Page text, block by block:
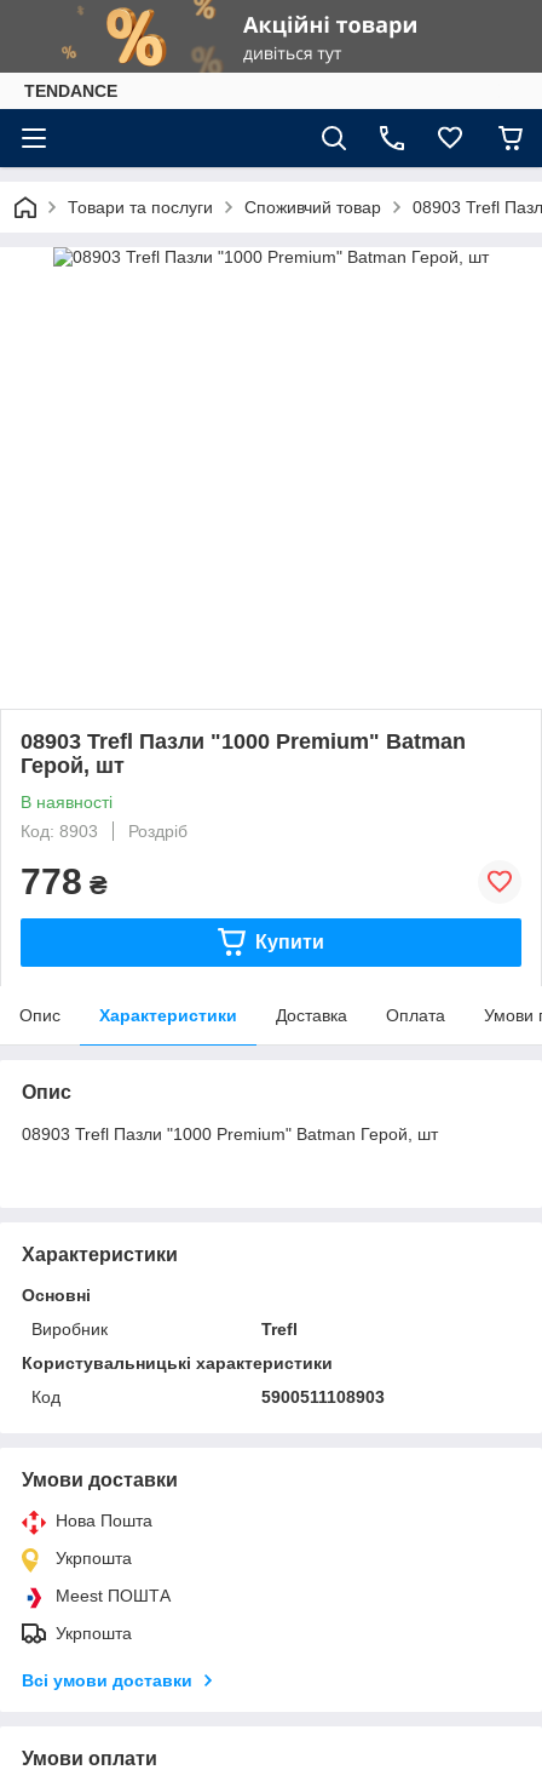
TENDANCE
Товари та послуги Споживчий товар 08903 Trefl
08903 Trefl Пазли "1000 Premium" Batman
Герой, шт
В наявності
Код: 8903
Роздріб
778 ₴
Купити
Опис Характеристики Доставка Оплата Умови
Опис
08903 Trefl Пазли "1000 Premium" Batman Герой, шт
Характеристики
Основні
Виробник
Trefl
Користувальницькі характеристики
Код
5900511108903
Умови доставки
Нова Пошта
Укрпошта
Meest ПОШТА
Укрпошта
Всі умови доставки
Умови оплати